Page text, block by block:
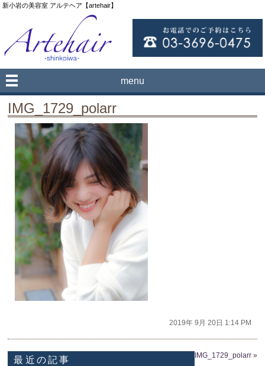
新小岩の美容室 アルテヘア【artehair】
menu
IMG_1729_polarr
2019年 9月 20日 1:14 PM
IMG_1729_polarr»
最近の記事